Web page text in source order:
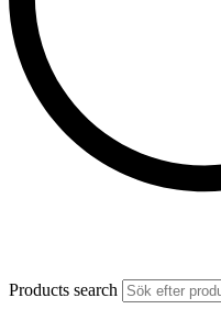
Products search